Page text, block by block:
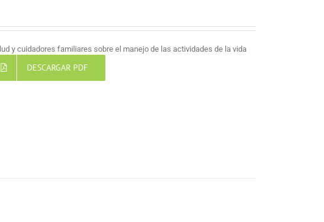
y cuidadores familiares sobre el manejo de las actividades de la vida
DESCARGAR PDF